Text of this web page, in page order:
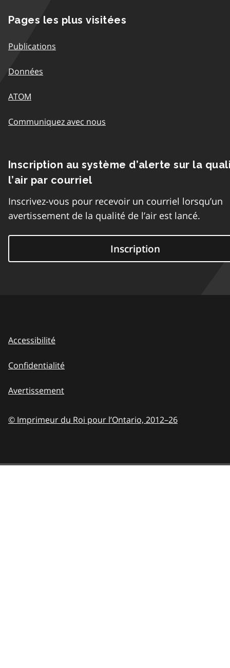
Pages les plus visitées
Publications
Données
ATOM
Communiquez avec nous
Inscription au système d’alerte sur la
l’air par courriel
Inscrivez-vous pour recevoir un courriel lorsqu’un
avertissement de la qualité de l’air est lancé.
Inscription
Accessibilité
Confidentialité
Avertissement
© Imprimeur du Roi pour l’Ontario, 2012–26